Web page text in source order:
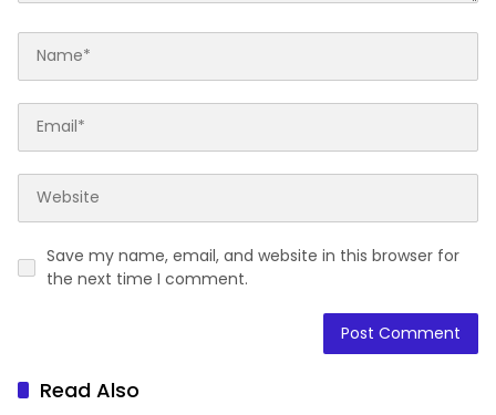
Save my name, email, and website in this browser for
the next time I comment.
Read Also